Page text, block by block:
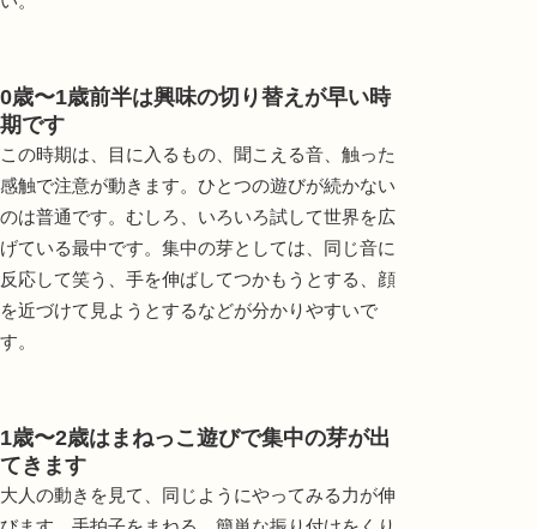
0歳〜1歳前半は興味の切り替えが早い時
期です
この時期は、目に入るもの、聞こえる音、触った
感触で注意が動きます。ひとつの遊びが続かない
のは普通です。むしろ、いろいろ試して世界を広
げている最中です。集中の芽としては、同じ音に
反応して笑う、手を伸ばしてつかもうとする、顔
を近づけて見ようとするなどが分かりやすいで
す。
1歳〜2歳はまねっこ遊びで集中の芽が出
てきます
大人の動きを見て、同じようにやってみる力が伸